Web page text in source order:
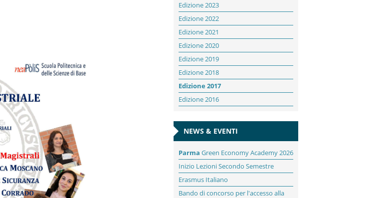
Edizione 2023
Edizione 2022
Edizione 2021
Edizione 2020
Edizione 2019
Edizione 2018
Edizione 2017
Edizione 2016
NEWS & EVENTI
Parma Green Economy Academy 2026
Inizio Lezioni Secondo Semestre
Erasmus Italiano
Bando di concorso per l'accesso alla